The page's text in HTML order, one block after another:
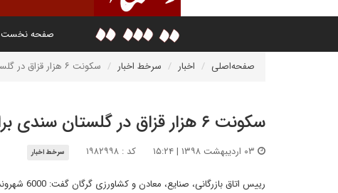
صفحه نخست
صفحه‌اصلی اخبار سرخط اخبار سکونت ۶ هزار قزاق در گلستان سندی برای همکاری با قزاقستان است
سکونت ۶ هزار قزاق در گلستان سندی برای همکاری با قزاقستان است
کد : ۱۹۸۲۹۹۸ سرخط اخبار
رییس اتاق بازرگانی، صنایع، معادن و کشاورزی گرگان گفت: 6000 شهروند قزاق در استان گلستان ساکن هستند و این یعنی 6000 سند همکاری با قزاقستان داریم.